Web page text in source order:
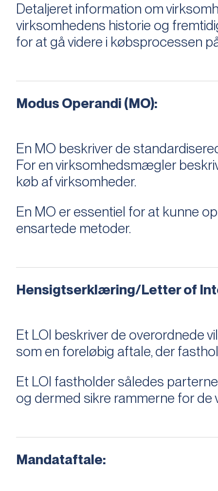
Detaljeret information om
virksomhedens historie og
for at gå videre i købsprocessen
Modus Operandi (MO):
En MO beskriver de
For en virksomhedsmægler
køb af virksomheder.
En MO er essentiel for at kunne
ensartede metoder.
Hensigtserklæring/Letter of
Et LOI beskriver de overordnede
som en foreløbig aftale, der
Et LOI fastholder således
og dermed sikre rammerne for de
Mandataftale: